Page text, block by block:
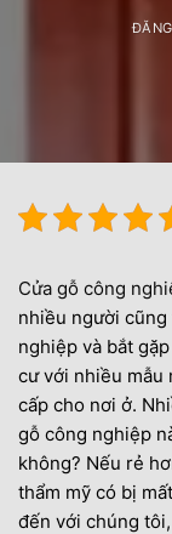
Cửa gỗ công
nhiều người
nghiệp và bắt
cư với nhiều mẫu
cấp cho nơi ở.
gỗ công nghiệp
không? Nếu rẻ
thẩm mỹ có bị
đến với chúng